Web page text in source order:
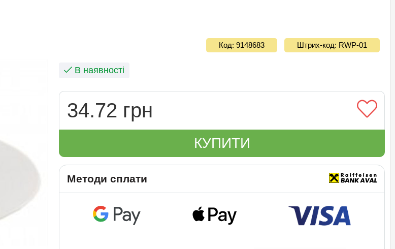
Код: 9148683 Штрих-код: RWP-01
В наявності
34.72 грн
КУПИТИ
Методи сплати